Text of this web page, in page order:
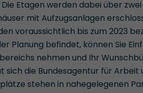
Etagen werden dabei über
mit Aufzugsanlagen
voraussichtlich bis zum 2023
Planung befindet, können Sie
nehmen und Ihr
sich die Bundesagentur für Arbeit
stehen in nahegelegenen